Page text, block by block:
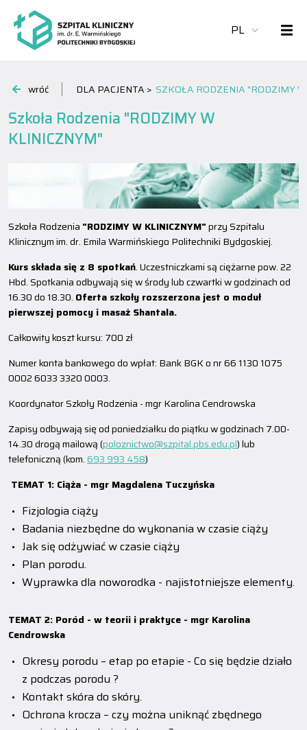
PL
wróć DLA PACJENTA > SZKOŁA RODZENIA "RODZIMY
Szkoła Rodzenia "RODZIMY W
KLINICZNYM"
Szkoła Rodzenia "RODZIMY W KLINICZNYM"przy Szpitalu
Klinicznym im. dr. Emila Warmińskiego Politechniki Bydgoskiej.
Kurs składa się z 8 spotkań. Uczestniczkami są ciężarne pow. 22
Hbd. Spotkania odbywają się w środy lub czwartki w godzinach od
16.30 do 18.30. Oferta szkoły rozszerzona jest o moduł
pierwszej pomocy i masaż Shantala.
Całkowity koszt kursu: 700 zł
Numer konta bankowego do wpłat: Bank BGK o nr 66 1130 1075
0002 6033 3320 0003.
Koordynator Szkoły Rodzenia - mgr Karolina Cendrowska
Zapisy odbywają się od poniedziałku do piątku w godzinach 7.00-
14.30 drogą mailową (poloznictwo@szpital.pbs.edu.pl) lub
telefoniczną (kom.693 993 458)
TEMAT 1: Ciąża - mgr Magdalena Tuczyńska
Fizjologia ciąży
Badania niezbędne do wykonania w czasie ciąży
Jak się odżywiać w czasie ciąży
Plan porodu.
Wyprawka dla noworodka - najistotniejsze elementy.
TEMAT 2: Poród - w teorii i praktyce - mgr Karolina
Cendrowska
Okresy porodu – etap po etapie - Co się będzie działo
z podczas porodu ?
Kontakt skóra do skóry.
Ochrona krocza – czy można uniknąć zbędnego